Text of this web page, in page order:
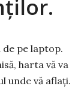
pe laptop.
harta vă va
unde vă aflați.